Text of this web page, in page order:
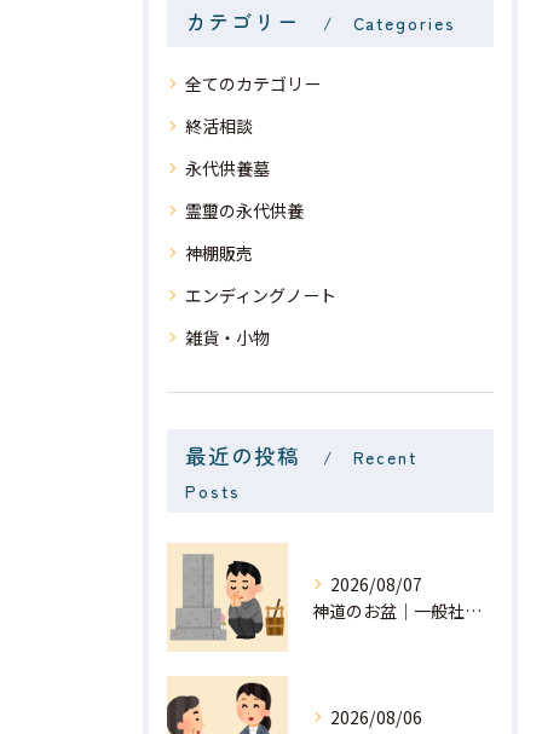
カテゴリー Categories
全てのカテゴリー
終活相談
永代供養墓
霊璽の永代供養
神棚販売
エンディングノート
雑貨・小物
最近の投稿
Recent
Posts
2026/08/07
神道のお盆｜一般社団法人 星月
2026/08/06